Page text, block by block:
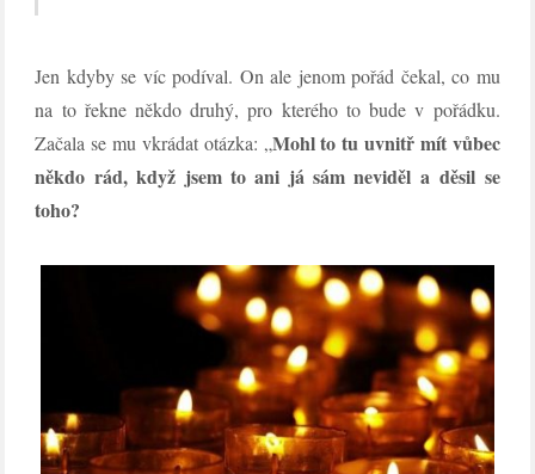
Jen kdyby se víc podíval. On ale jenom pořád čekal, co mu
na to řekne někdo druhý, pro kterého to bude v pořádku.
Začala se mu vkrádat otázka: „Mohl to tu uvnitř mít vůbec
někdo rád, když jsem to ani já sám neviděl a děsil se
toho?